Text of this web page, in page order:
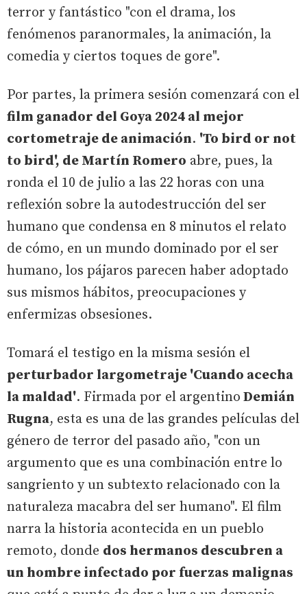
terror y fantástico "con el drama, los
fenómenos paranormales, la animación, la
comedia y ciertos toques de gore".
Por partes, la primera sesión comenzará con el
film ganador del Goya 2024 al mejor
cortometraje de animación. 'To bird or not
to bird', de Martín Romero abre, pues, la
ronda el 10 de julio a las 22 horas con una
reflexión sobre la autodestrucción del ser
humano que condensa en 8 minutos el relato
de cómo, en un mundo dominado por el ser
humano, los pájaros parecen haber adoptado
sus mismos hábitos, preocupaciones y
enfermizas obsesiones.
Tomará el testigo en la misma sesión el
perturbador largometraje 'Cuando acecha
la maldad'. Firmada por el argentino Demián
Rugna, esta es una de las grandes películas del
género de terror del pasado año, "con un
argumento que es una combinación entre lo
sangriento y un subtexto relacionado con la
naturaleza macabra del ser humano". El film
narra la historia acontecida en un pueblo
remoto, donde dos hermanos descubren a
un hombre infectado por fuerzas malignas